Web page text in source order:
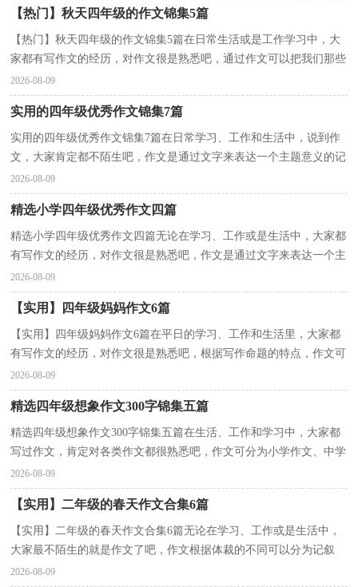
【热门】秋天四年级的作文锦集5篇
【热门】秋天四年级的作文锦集5篇在日常生活或是工作学习中，大
家都有写作文的经历，对作文很是熟悉吧，通过作文可以把我们那些
零零散散的思想，聚集在一块。相信许多人会觉得作文...
2026-08-09
实用的四年级优秀作文锦集7篇
实用的四年级优秀作文锦集7篇在日常学习、工作和生活中，说到作
文，大家肯定都不陌生吧，作文是通过文字来表达一个主题意义的记
叙方法。你知道作文怎样写才规范吗？下面是小编为大...
2026-08-09
精选小学四年级优秀作文四篇
精选小学四年级优秀作文四篇无论在学习、工作或是生活中，大家都
有写作文的经历，对作文很是熟悉吧，作文是通过文字来表达一个主
题意义的记叙方法。那么你知道一篇好的作文该怎么...
2026-08-09
【实用】四年级妈妈作文6篇
【实用】四年级妈妈作文6篇在平日的学习、工作和生活里，大家都
有写作文的经历，对作文很是熟悉吧，根据写作命题的特点，作文可
以分为命题作文和非命题作文。相信很多朋友都对写作...
2026-08-09
精选四年级想象作文300字锦集五篇
精选四年级想象作文300字锦集五篇在生活、工作和学习中，大家都
写过作文，肯定对各类作文都很熟悉吧，作文可分为小学作文、中学
作文、大学作文（论文）。还是对作文一筹莫展吗？下面是...
2026-08-09
【实用】二年级的春天作文合集6篇
【实用】二年级的春天作文合集6篇无论在学习、工作或是生活中，
大家最不陌生的就是作文了吧，作文根据体裁的不同可以分为记叙
文、说明文、应用文、议论文。那么问题来了，到底应...
2026-08-09